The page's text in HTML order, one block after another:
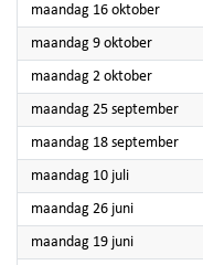
maandag 16 oktober2023
maandag 9 oktober2023
maandag 2 oktober2023
maandag 25 september2023
maandag 18 september2023
maandag 10 juli2023
maandag 26 juni2023
maandag 19 juni2023